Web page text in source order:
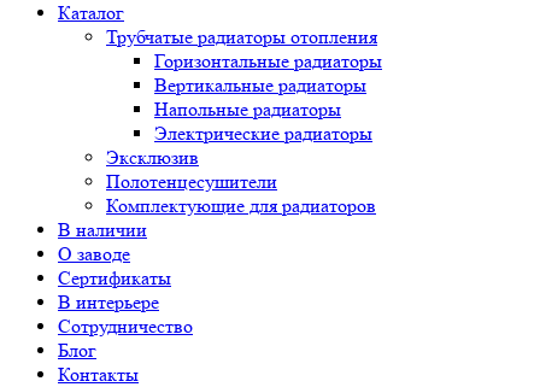
Каталог
Трубчатые радиаторы отопления
Горизонтальные радиаторы
Вертикальные радиаторы
Напольные радиаторы
Электрические радиаторы
Эксклюзив
Полотенцесушители
Комплектующие для радиаторов
В наличии
О заводе
Сертификаты
В интерьере
Сотрудничество
Блог
Контакты